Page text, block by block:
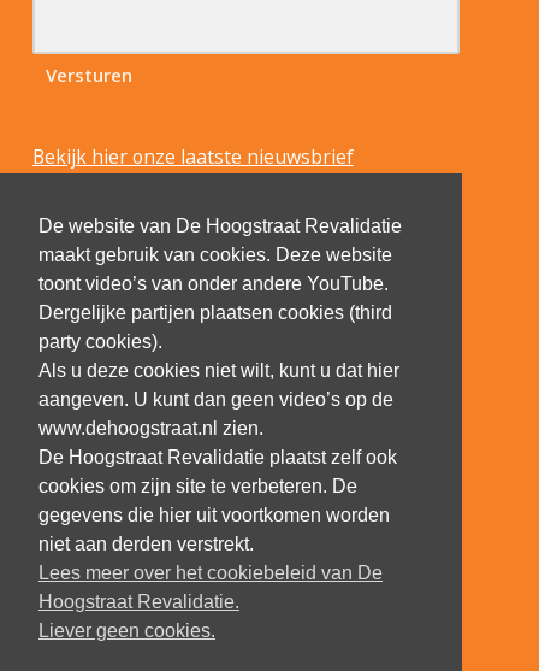
De website van De Hoogstraat Revalidatie
maakt gebruik van cookies. Deze website
toont video’s van onder andere YouTube.
Dergelijke partijen plaatsen cookies (third
party cookies).
Als u deze cookies niet wilt, kunt u dat hier
aangeven. U kunt dan geen video’s op de
www.dehoogstraat.nl zien.
De Hoogstraat Revalidatie plaatst zelf ook
cookies om zijn site te verbeteren. De
gegevens die hier uit voortkomen worden
niet aan derden verstrekt.
Lees meer over het cookiebeleid van De
Hoogstraat Revalidatie.
Liever geen cookies.
Bekijk hier onze laatste nieuwsbrief